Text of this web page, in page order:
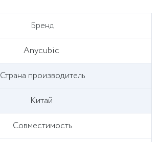
Бренд
Anycubic
Страна производитель
Китай
Совместимость